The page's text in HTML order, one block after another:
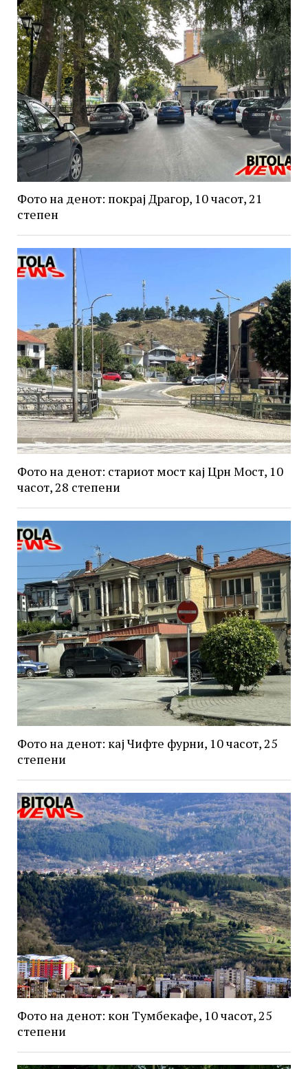
Фото на денот: покрај Драгор, 10 часот, 21
степен
Фото на денот: стариот мост кај Црн Мост, 10
часот, 28 степени
Фото на денот: кај Чифте фурни, 10 часот, 25
степени
Фото на денот: кон Тумбекафе, 10 часот, 25
степени